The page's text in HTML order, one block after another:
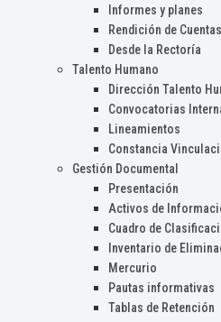
Informes y planes
Rendición de Cuentas
Desde la Rectoría
Talento Humano
Dirección Talento
Convocatorias
Lineamientos
Constancia
Gestión Documental
Presentación
Activos de
Cuadro de
Inventario de
Mercurio
Pautas informativas
Tablas de Retención